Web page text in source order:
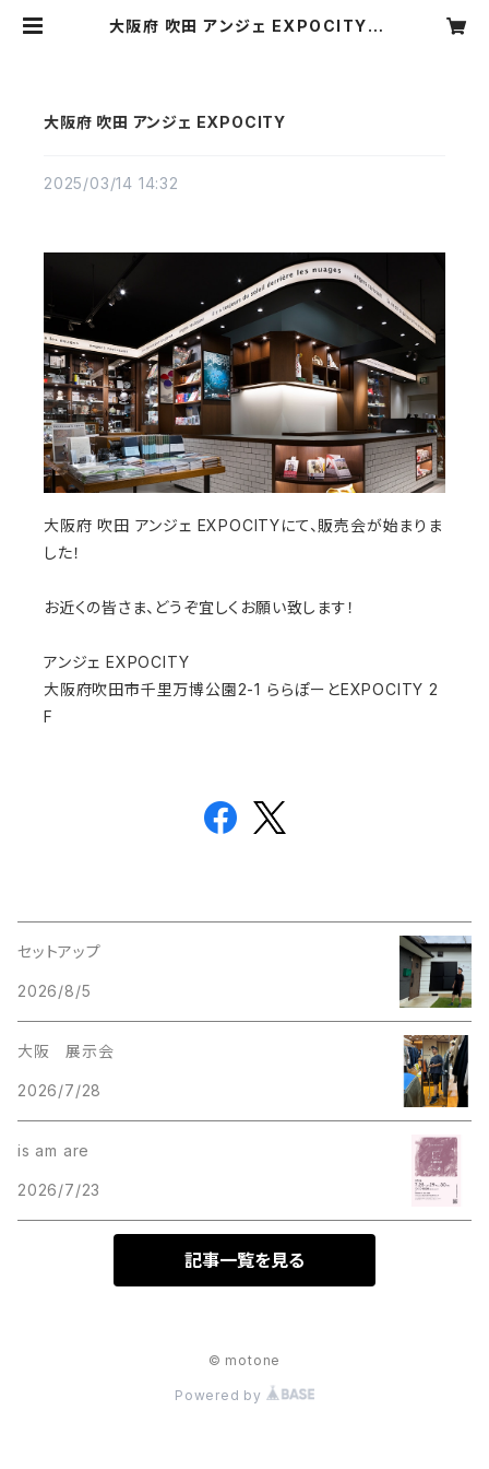
大阪府 吹田 アンジェ EXPOCITY |
大阪府 吹田 アンジェ EXPOCITY
2025/03/14 14:32
大阪府 吹田 アンジェ EXPOCITYにて、販売会が始まりま
した！
お近くの皆さま、どうぞ宜しくお願い致します！
アンジェ EXPOCITY
大阪府吹田市千里万博公園2-1 ららぽーとEXPOCITY 2
F
セットアップ
2026/8/5
大阪 展示会
2026/7/28
is am are
2026/7/23
記事一覧を見る
© motone
Powered by